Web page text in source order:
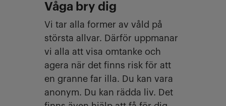
Våga bry dig
Vi tar alla former av våld på
största allvar. Därför uppmanar
vi alla att visa omtanke och
agera när det finns risk för att
en granne far illa. Du kan vara
anonym. Du kan rädda liv. Det